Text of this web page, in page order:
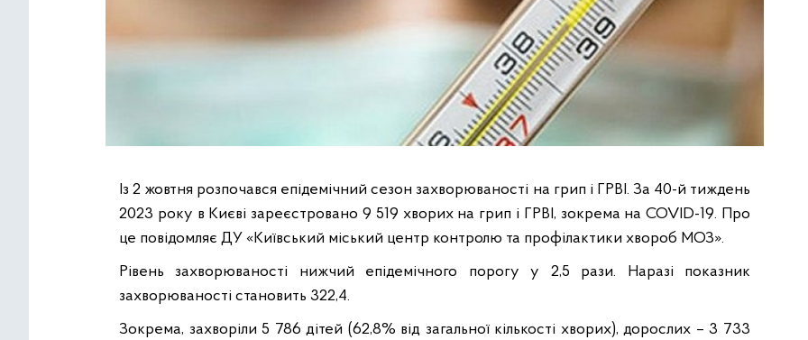
Із 2 жовтня розпочався епідемічний сезон захворюваності на грип і ГРВІ. За 40-й тиждень
2023 року в Києві зареєстровано 9 519 хворих на грип і ГРВІ, зокрема на COVID-19. Про
це повідомляє ДУ «Київський міський центр контролю та профілактики хвороб МОЗ».
Рівень захворюваності нижчий епідемічного порогу у 2,5 рази. Наразі показник
захворюваності становить 322,4.
Зокрема, захворіли 5 786 дітей (62,8% від загальної кількості хворих), дорослих – 3 733